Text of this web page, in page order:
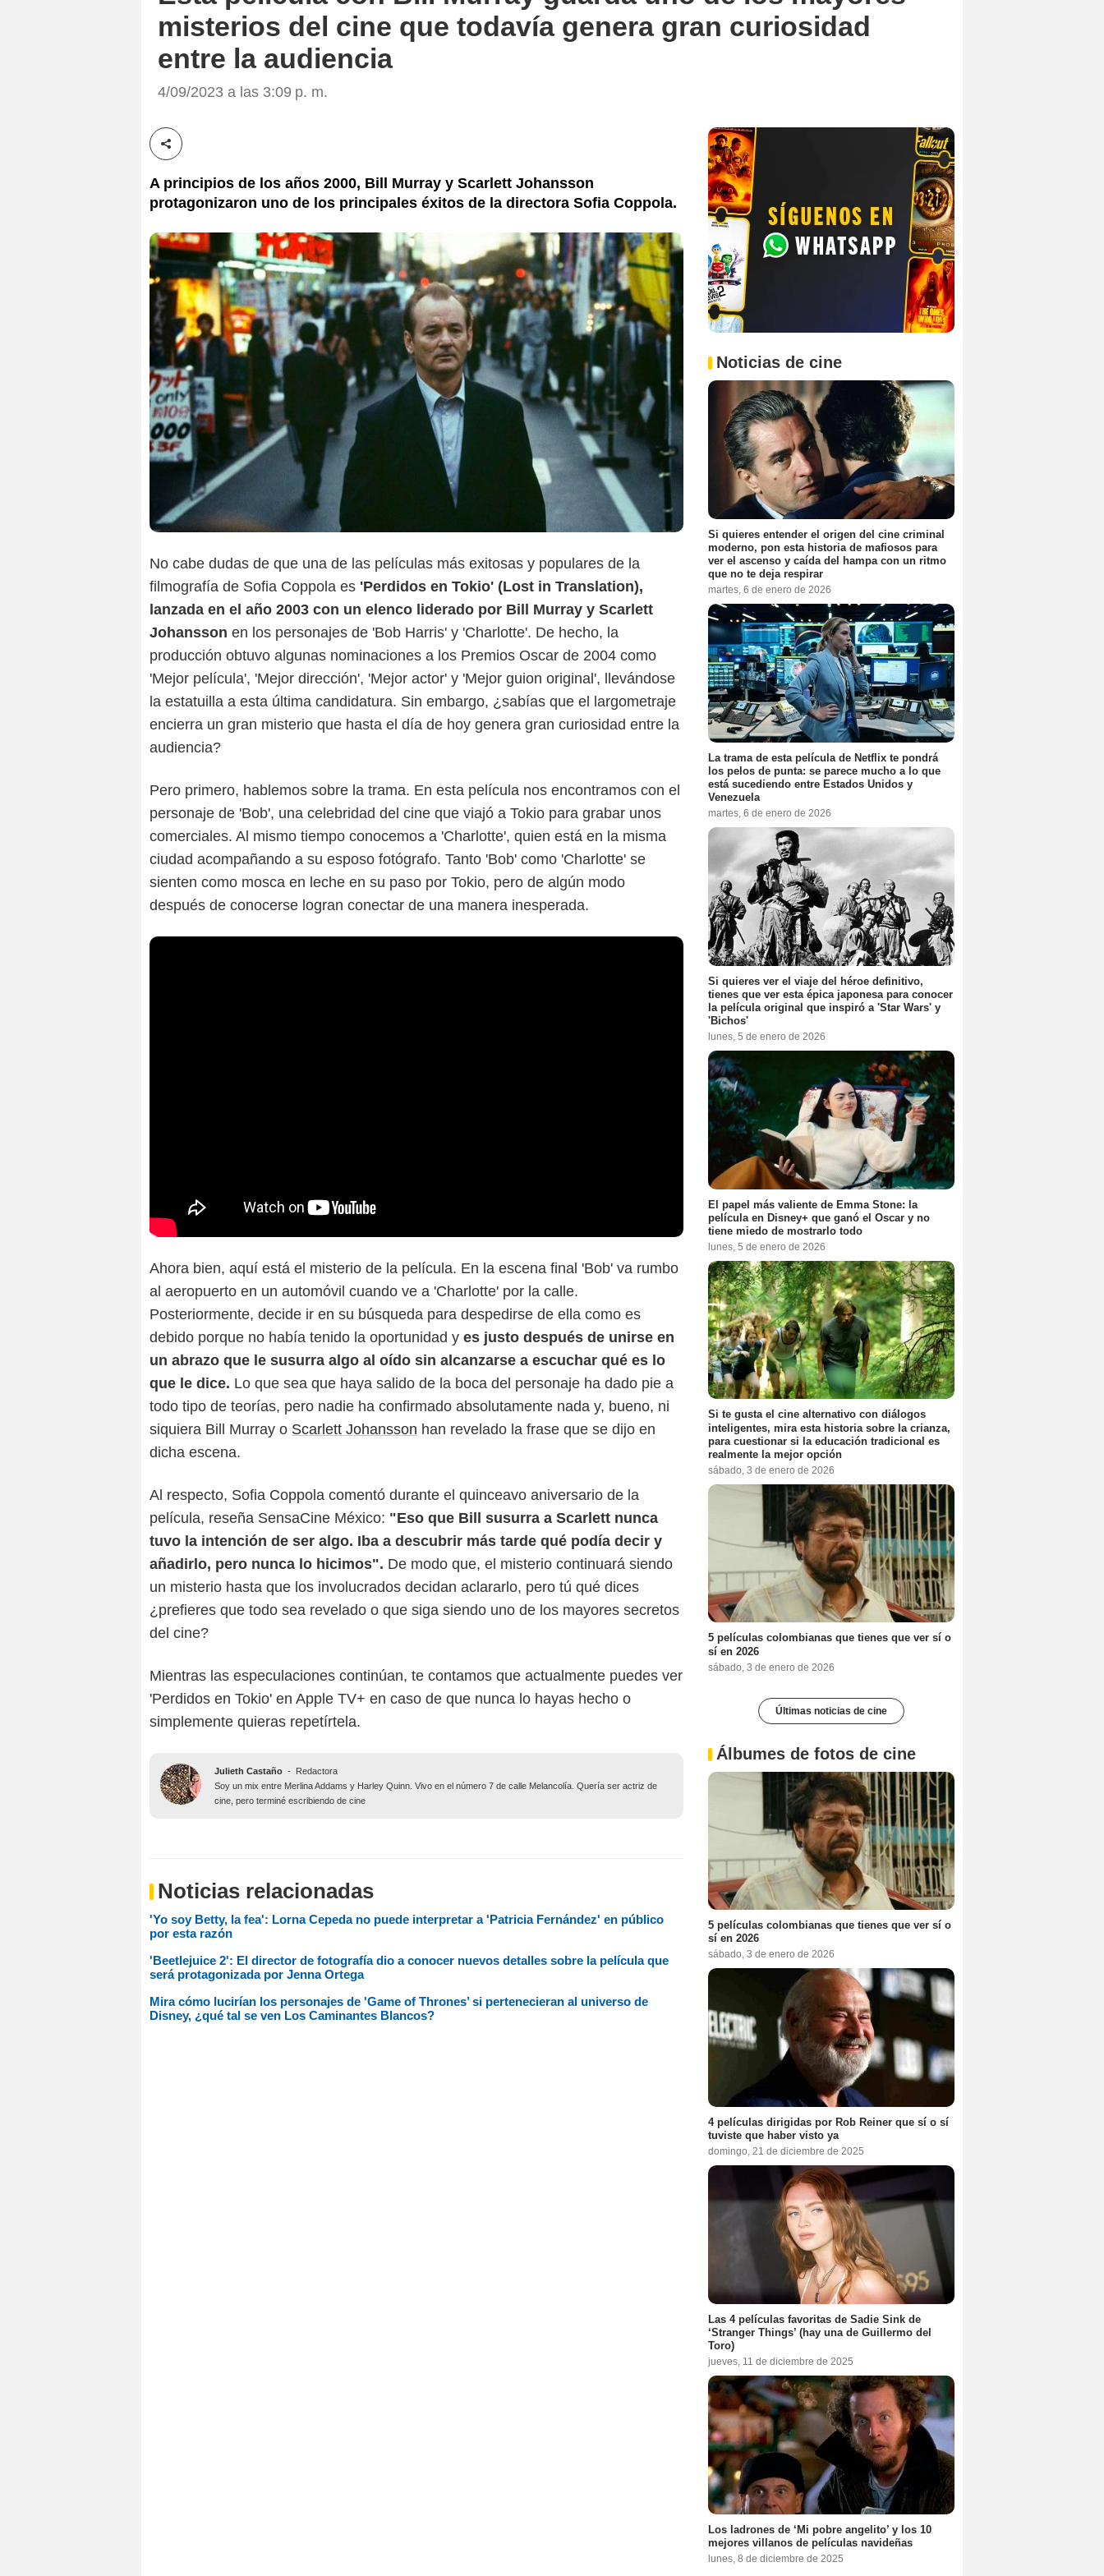
misterios del cine que todavía genera gran curiosidad
entre la audiencia
4/09/2023 a las 3:09 p. m.
Compartir esta noticia
A principios de los años 2000, Bill Murray y Scarlett Johansson
protagonizaron uno de los principales éxitos de la directora Sofia Coppola.
No cabe dudas de que una de las películas más exitosas y populares de la
filmografía de Sofia Coppola es 'Perdidos en Tokio' (Lost in Translation),
lanzada en el año 2003 con un elenco liderado por Bill Murray y Scarlett
Johansson en los personajes de 'Bob Harris' y 'Charlotte'. De hecho, la
producción obtuvo algunas nominaciones a los Premios Oscar de 2004 como
'Mejor película', 'Mejor dirección', 'Mejor actor' y 'Mejor guion original', llevándose
la estatuilla a esta última candidatura. Sin embargo, ¿sabías que el largometraje
encierra un gran misterio que hasta el día de hoy genera gran curiosidad entre la
audiencia?
Pero primero, hablemos sobre la trama. En esta película nos encontramos con el
personaje de 'Bob', una celebridad del cine que viajó a Tokio para grabar unos
comerciales. Al mismo tiempo conocemos a 'Charlotte', quien está en la misma
ciudad acompañando a su esposo fotógrafo. Tanto 'Bob' como 'Charlotte' se
sienten como mosca en leche en su paso por Tokio, pero de algún modo
después de conocerse logran conectar de una manera inesperada.
Ahora bien, aquí está el misterio de la película. En la escena final 'Bob' va rumbo
al aeropuerto en un automóvil cuando ve a 'Charlotte' por la calle.
Posteriormente, decide ir en su búsqueda para despedirse de ella como es
debido porque no había tenido la oportunidad y es justo después de unirse en
un abrazo que le susurra algo al oído sin alcanzarse a escuchar qué es lo
que le dice. Lo que sea que haya salido de la boca del personaje ha dado pie a
todo tipo de teorías, pero nadie ha confirmado absolutamente nada y, bueno, ni
siquiera Bill Murray o Scarlett Johansson han revelado la frase que se dijo en
dicha escena.
Al respecto, Sofia Coppola comentó durante el quinceavo aniversario de la
película, reseña SensaCine México: "Eso que Bill susurra a Scarlett nunca
tuvo la intención de ser algo. Iba a descubrir más tarde qué podía decir y
añadirlo, pero nunca lo hicimos". De modo que, el misterio continuará siendo
un misterio hasta que los involucrados decidan aclararlo, pero tú qué dices
¿prefieres que todo sea revelado o que siga siendo uno de los mayores secretos
del cine?
Mientras las especulaciones continúan, te contamos que actualmente puedes ver
'Perdidos en Tokio' en Apple TV+ en caso de que nunca lo hayas hecho o
simplemente quieras repetírtela.
Julieth Castaño - Redactora
Soy un mix entre Merlina Addams y Harley Quinn. Vivo en el número 7 de calle Melancolía. Quería ser actriz de
cine, pero terminé escribiendo de cine
Noticias relacionadas
'Yo soy Betty, la fea': Lorna Cepeda no puede interpretar a 'Patricia Fernández' en público
por esta razón
'Beetlejuice 2': El director de fotografía dio a conocer nuevos detalles sobre la película que
será protagonizada por Jenna Ortega
Mira cómo lucirían los personajes de 'Game of Thrones’ si pertenecieran al universo de
Disney, ¿qué tal se ven Los Caminantes Blancos?
Noticias de cine
Si quieres entender el origen del cine criminal
moderno, pon esta historia de mafiosos para
ver el ascenso y caída del hampa con un ritmo
que no te deja respirar
martes, 6 de enero de 2026
La trama de esta película de Netflix te pondrá
los pelos de punta: se parece mucho a lo que
está sucediendo entre Estados Unidos y
Venezuela
martes, 6 de enero de 2026
Si quieres ver el viaje del héroe definitivo,
tienes que ver esta épica japonesa para conocer
la película original que inspiró a 'Star Wars' y
'Bichos'
lunes, 5 de enero de 2026
El papel más valiente de Emma Stone: la
película en Disney+ que ganó el Oscar y no
tiene miedo de mostrarlo todo
lunes, 5 de enero de 2026
Si te gusta el cine alternativo con diálogos
inteligentes, mira esta historia sobre la crianza,
para cuestionar si la educación tradicional es
realmente la mejor opción
sábado, 3 de enero de 2026
5 películas colombianas que tienes que ver sí o
sí en 2026
sábado, 3 de enero de 2026
Últimas noticias de cine
Álbumes de fotos de cine
5 películas colombianas que tienes que ver sí o
sí en 2026
sábado, 3 de enero de 2026
4 películas dirigidas por Rob Reiner que sí o sí
tuviste que haber visto ya
domingo, 21 de diciembre de 2025
Las 4 películas favoritas de Sadie Sink de
‘Stranger Things’ (hay una de Guillermo del
Toro)
jueves, 11 de diciembre de 2025
Los ladrones de ‘Mi pobre angelito’ y los 10
mejores villanos de películas navideñas
lunes, 8 de diciembre de 2025